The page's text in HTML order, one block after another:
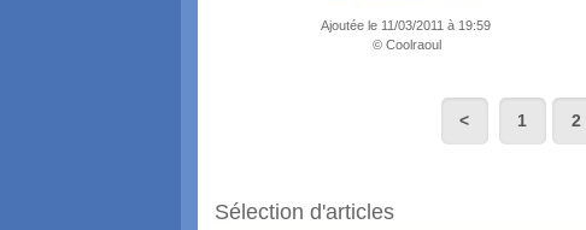
Ajoutée le 11/03/2011 à 19:59
© Coolraoul
1 2
Sélection d'articles